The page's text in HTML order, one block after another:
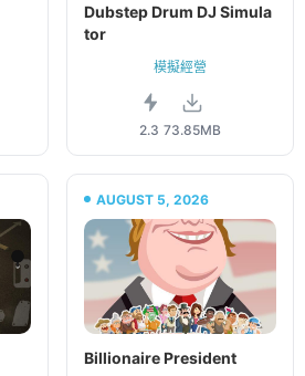
Dubstep Drum DJ Simula
tor
模擬經營
2.3 73.85MB
AUGUST 5, 2026
Billionaire President